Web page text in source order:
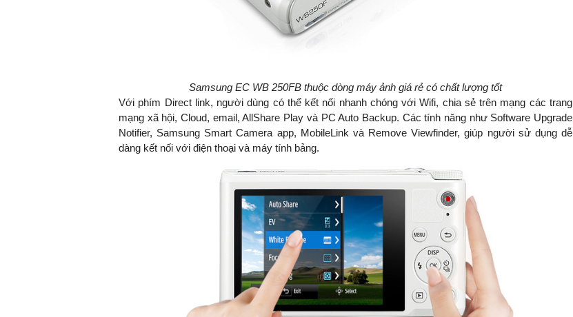
Samsung EC WB 250FB thuộc dòng máy ảnh giá rẻ có chất lượng tốt
Với phím Direct link, người dùng có thể kết nối nhanh chóng với Wifi, chia sẻ trên mạng các trang
mạng xã hội, Cloud, email, AllShare Play và PC Auto Backup. Các tính năng như Software Upgrade
Notifier, Samsung Smart Camera app, MobileLink và Remove Viewfinder, giúp người sử dụng dễ
dàng kết nối với điện thoại và máy tính bảng.